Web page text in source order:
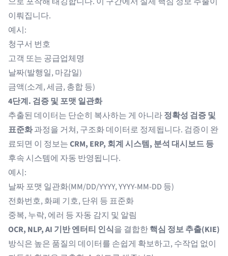
이뤄집니다.
예시:
청구서 번호
고객 또는 공급업체명
날짜(발행일, 마감일)
금액(소계, 세금, 총합 등)
4단계. 검증 및 포맷 일관화
추출된 데이터는 단순히 복사하는 게 아니라정확성 검증 및
표준화과정을 거쳐, 구조화 데이터로 정제됩니다. 검증이 완
료되면 이 정보는CRM, ERP, 회계 시스템, 분석 대시보드 등
후속 시스템에 자동 반영됩니다.
예시:
날짜 포맷 일관화(MM/DD/YYYY, YYYY-MM-DD 등)
전화번호, 화폐 기호, 단위 등 표준화
중복, 누락, 에러 등 자동 감지 및 알림
OCR, NLP, AI 기반 엔터티 인식을 결합한핵심 정보 추출(KIE)
방식은 높은 품질의 데이터를 손쉽게 확보하고, 수작업 없이